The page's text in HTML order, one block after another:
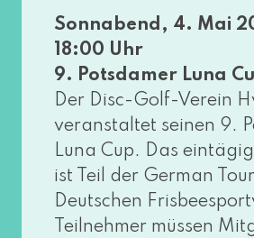
Sonnabend, 4. Mai
18:00 Uhr
9. Potsdamer Luna
Der Disc-Golf-Verein
ver­an­stal­tet sei­nen 9.
Luna Cup. Das
ist Teil der German
Deutschen
Teilnehmer müs­sen